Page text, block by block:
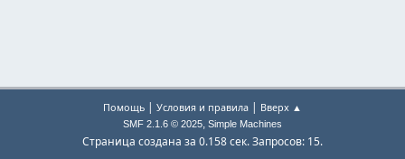
Помощь | Условия и правила | Вверх ▲
SMF 2.1.6 © 2025, Simple Machines
Страница создана за 0.158 сек. Запросов: 15.